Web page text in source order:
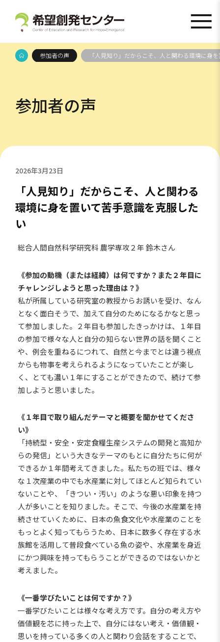
参加者の声 「人見知り」だからこそ、人と関わる環境に身
参加者の声
2026年3月23日
「人見知り」だからこそ、人と関わる
環境に身を置いて苦手意識を克服した
い
総合人間自然科学研究科 農学専攻２年 鈴木さん
《参加の動機（または経緯）は何ですか？また２年目に
チャレンジしようと思った理由は？》
私が所属している研究室の教授からお誘いを受け、なん
となく面白そうで、加えて自分のためになるかなと思っ
て参加しました。２年目も参加したきっかけは、１年目
の参加で様々な人と自分の知らない世界の話を聞くこと
や、例会を重ねるにつれて、自然と今までとは違う視点
からも物事を考えられるようになっていたことが楽し
く、とても濃い１年にすることができたので、続けて参
加しようと思いました。
《１年目で取り組んだテーマと概要を聞かせてくださ
い》
「持続型・安全・安定食糧生産システムの開発と高知か
らの発信」という大きなテーマのもとに自分たちに何が
できるか１年間考えてきました。私たちの班では、様々
な１次産業の中でも水産業に対してほとんど知られてい
ないことや、「きつい・汚い」のような悪い印象を持つ
人が多いことを知りました。そこで、今後の水産業を持
続させていくために、日本の魚食文化や水産業のことを
もっとよく知ってもらうため、日本に数多く存在する水
族館を活用して普段食べている魚の姿や、水産業を身近
にかつ興味を持ってもらうことができるのではないかと
考えました。
《一番学びたいことは何ですか？》
一番学びたいことは様々な考え方です。自分の考え方や
価値観を芯に持った上で、自分にはない考え・価値観・
思いを持っている多くの人と関わり会話をすることで、